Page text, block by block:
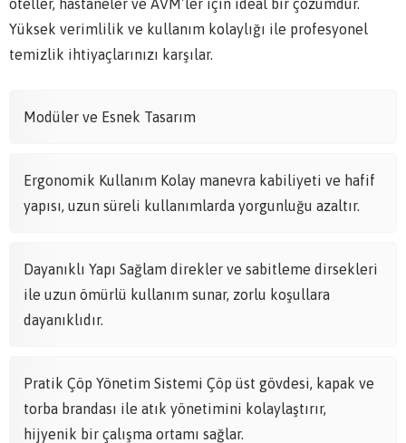
oteller, hastaneler ve AVM’ler için ideal bir çözümdür.
Yüksek verimlilik ve kullanım kolaylığı ile profesyonel
temizlik ihtiyaçlarınızı karşılar.
Modüler ve Esnek Tasarım
Ergonomik Kullanım Kolay manevra kabiliyeti ve hafif
yapısı, uzun süreli kullanımlarda yorgunluğu azaltır.
Dayanıklı Yapı Sağlam direkler ve sabitleme dirsekleri
ile uzun ömürlü kullanım sunar, zorlu koşullara
dayanıklıdır.
Pratik Çöp Yönetim Sistemi Çöp üst gövdesi, kapak ve
torba brandası ile atık yönetimini kolaylaştırır,
hijyenik bir çalışma ortamı sağlar.